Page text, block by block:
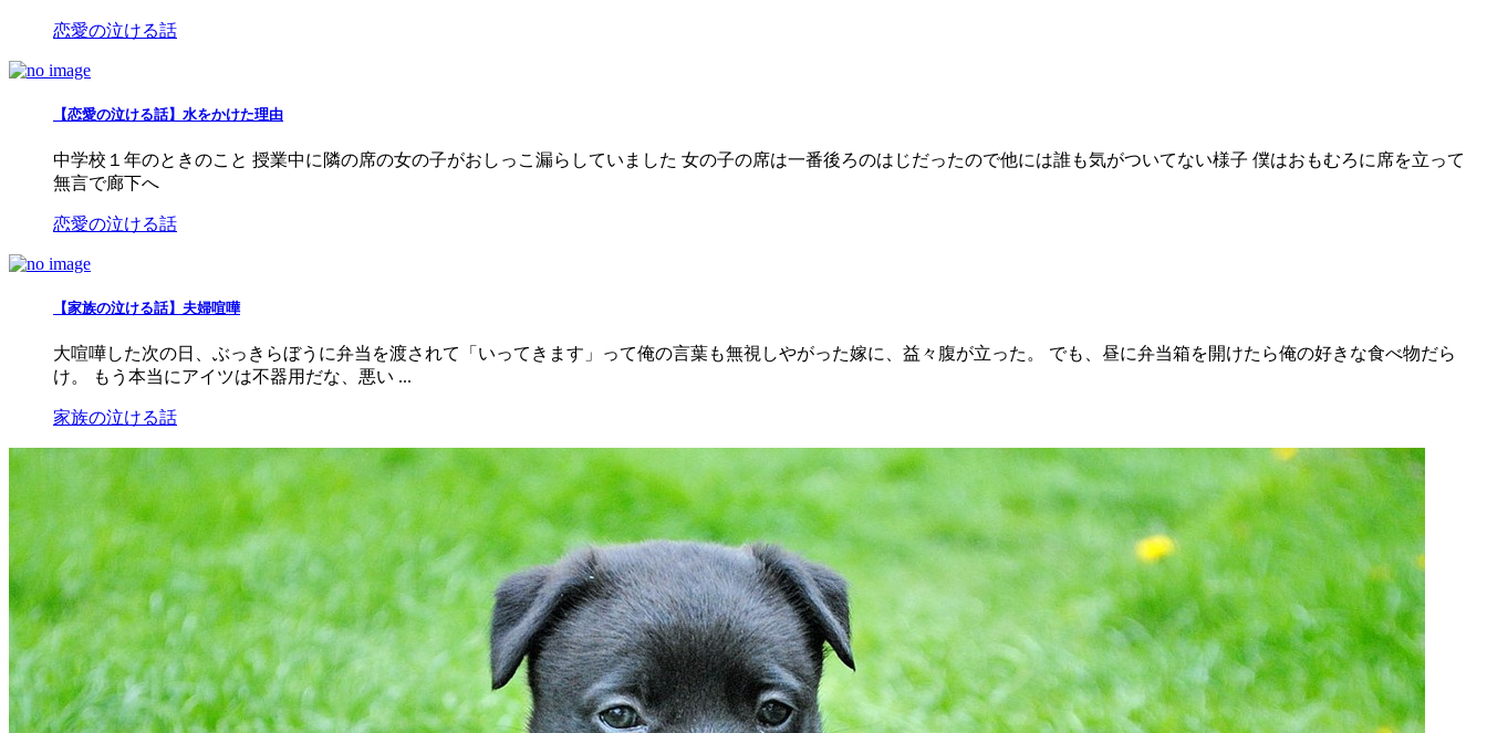
恋愛の泣ける話
【恋愛の泣ける話】水をかけた理由
中学校１年のときのこと 授業中に隣の席の女の子がおしっこ漏らしていました 女の子の席は一番後ろのはじだったので他には誰も気がついてない様子 僕はおもむろに席を立って
無言で廊下へ
恋愛の泣ける話
【家族の泣ける話】夫婦喧嘩
大喧嘩した次の日、ぶっきらぼうに弁当を渡されて「いってきます」って俺の言葉も無視しやがった嫁に、益々腹が立った。 でも、昼に弁当箱を開けたら俺の好きな食べ物だら
け。 もう本当にアイツは不器用だな、悪い ...
家族の泣ける話